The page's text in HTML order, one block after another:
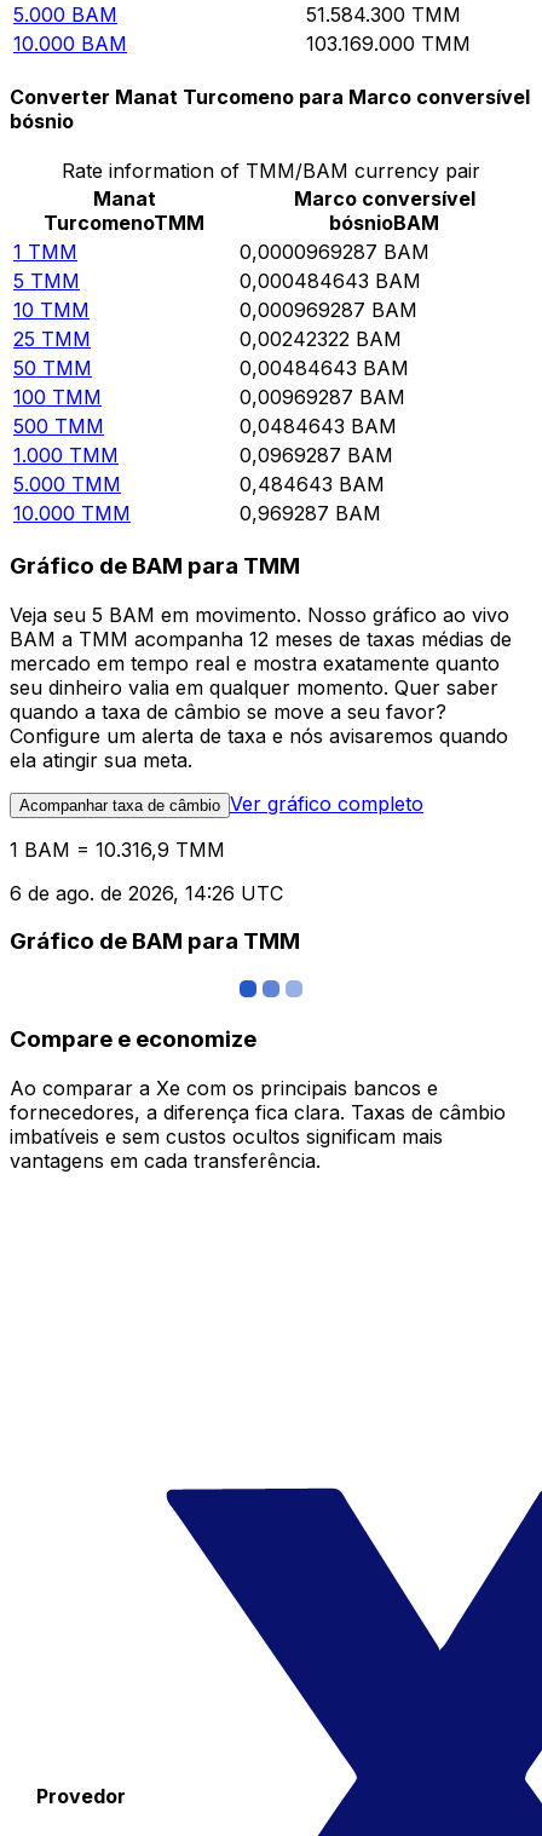
5.000 BAM 51.584.300 TMM
10.000 BAM 103.169.000 TMM
Converter Manat Turcomeno para Marco conversível
bósnio
Rate information of TMM/BAM currency pair
Manat
TurcomenoTMM
Marco conversível
bósnioBAM
1 TMM 0,0000969287 BAM
5 TMM 0,000484643 BAM
10 TMM 0,000969287 BAM
25 TMM 0,00242322 BAM
50 TMM 0,00484643 BAM
100 TMM 0,00969287 BAM
500 TMM 0,0484643 BAM
1.000 TMM 0,0969287 BAM
5.000 TMM 0,484643 BAM
10.000 TMM 0,969287 BAM
Gráfico de BAM para TMM
Veja seu 5 BAM em movimento. Nosso gráfico ao vivo
BAM a TMM acompanha 12 meses de taxas médias de
mercado em tempo real e mostra exatamente quanto
seu dinheiro valia em qualquer momento. Quer saber
quando a taxa de câmbio se move a seu favor?
Configure um alerta de taxa e nós avisaremos quando
ela atingir sua meta.
Acompanhar taxa de câmbio Ver gráfico completo
1 BAM = 10.316,9 TMM
6 de ago. de 2026, 14:26 UTC
Gráfico de BAM para TMM
Compare e economize
Ao comparar a Xe com os principais bancos e
fornecedores, a diferença fica clara. Taxas de câmbio
imbatíveis e sem custos ocultos significam mais
vantagens em cada transferência.
Provedor